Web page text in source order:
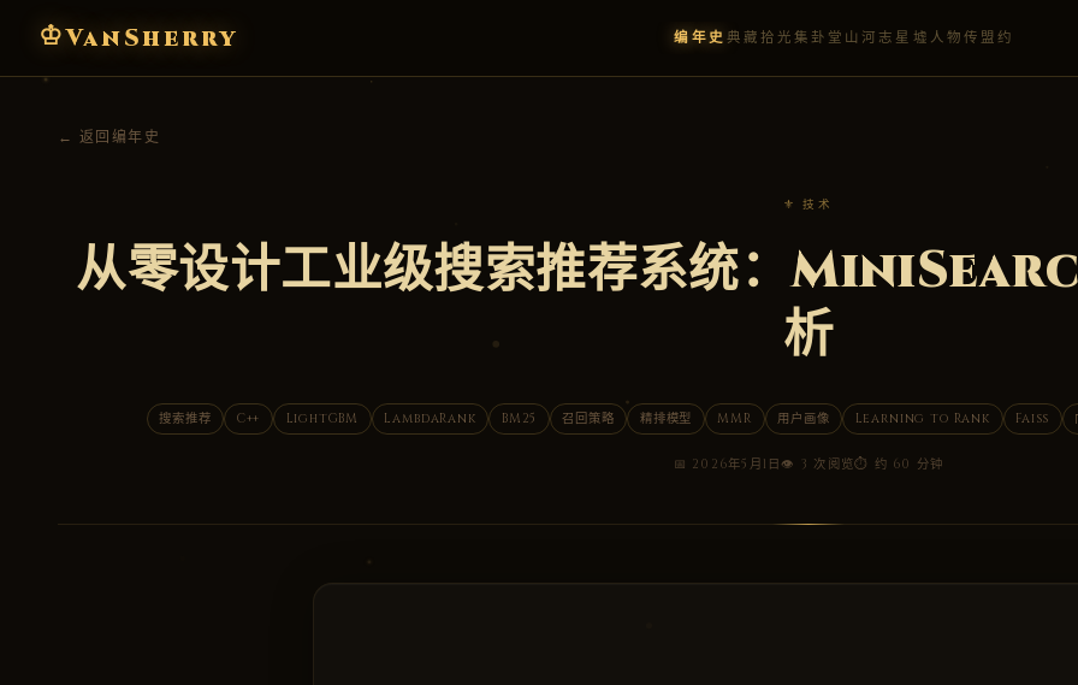
♔VanSherry 编年史 典藏 拾光集卦堂 山河志 星墟 人物传 盟约
← 返回编年史
⚜ 技术
从零设计工业级搜索推荐系统：
析
搜索推荐 C++ LightGBM LambdaRank BM25 召回策略 精排模型 MMR 用户画像 Learning to Rank Faiss
📅 2026年5月1日👁 3 次阅览⏱ 约 60 分钟